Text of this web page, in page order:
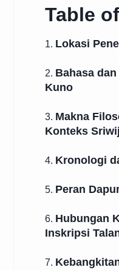
Table
1. Lokasi
2. Bahasa
Kuno
3. Makna
Konteks
4. Kronologi
5. Peran
6. Hubungan
Inskripsi
7.